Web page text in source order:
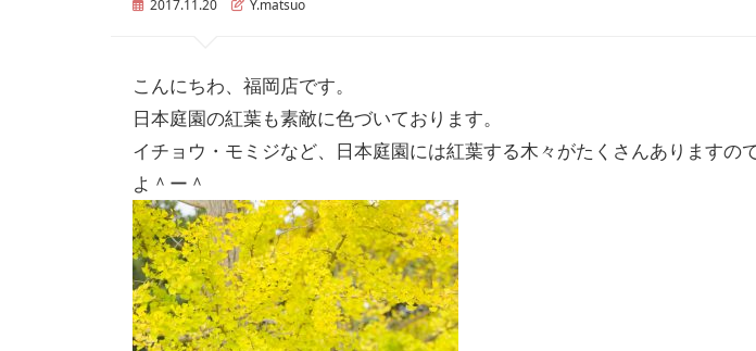
2017.11.20 Y.matsuo
こんにちわ、福岡店です。
日本庭園の紅葉も素敵に色づいております。
イチョウ・モミジなど、日本庭園には紅葉する木々がたくさんありますの
よ＾ー＾